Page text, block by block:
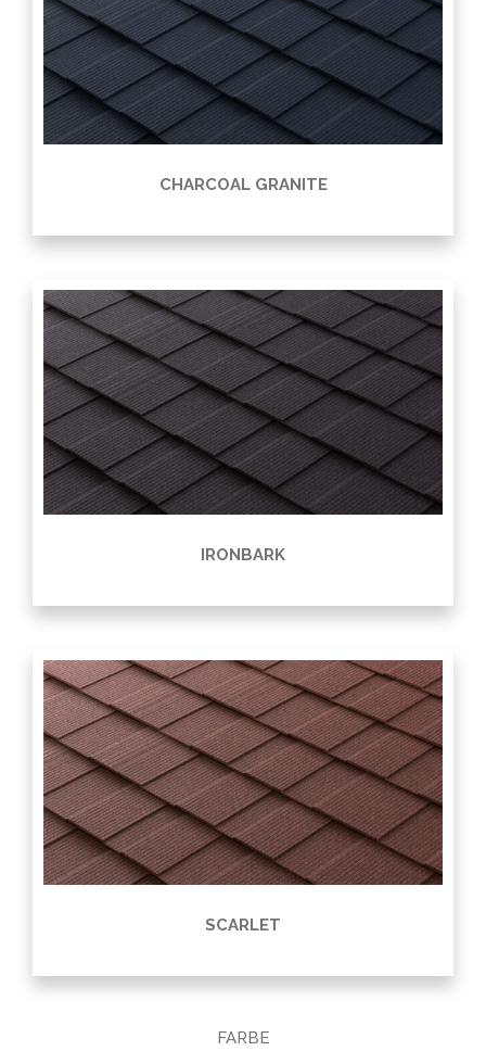
CHARCOAL GRANITE
IRONBARK
SCARLET
FARBE